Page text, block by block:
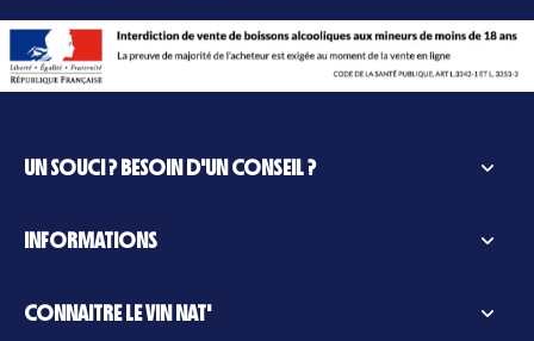
UN SOUCI ? BESOIN D'UN CONSEIL ?
INFORMATIONS
CONNAITRE LE VIN NAT'